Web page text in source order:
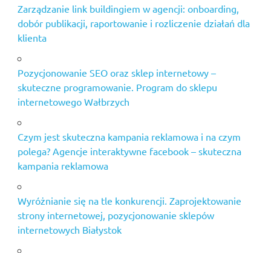
Zarządzanie link buildingiem w agencji: onboarding,
dobór publikacji, raportowanie i rozliczenie działań dla
klienta
Pozycjonowanie SEO oraz sklep internetowy –
skuteczne programowanie. Program do sklepu
internetowego Wałbrzych
Czym jest skuteczna kampania reklamowa i na czym
polega? Agencje interaktywne facebook – skuteczna
kampania reklamowa
Wyróżnianie się na tle konkurencji. Zaprojektowanie
strony internetowej, pozycjonowanie sklepów
internetowych Białystok